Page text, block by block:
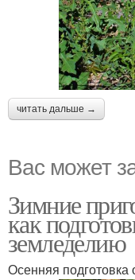
читать дальше →
Вас может
Зимние
как
земледелию
Осенняя